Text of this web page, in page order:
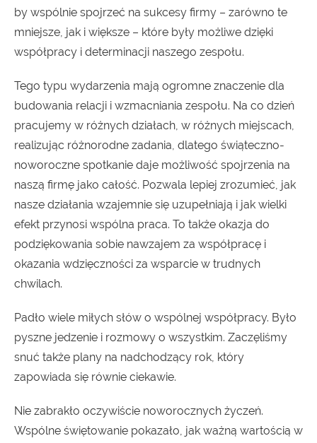
by wspólnie spojrzeć na sukcesy firmy – zarówno te
mniejsze, jak i większe – które były możliwe dzięki
współpracy i determinacji naszego zespołu.
Tego typu wydarzenia mają ogromne znaczenie dla
budowania relacji i wzmacniania zespołu. Na co dzień
pracujemy w różnych działach, w różnych miejscach,
realizując różnorodne zadania, dlatego świąteczno-
noworoczne spotkanie daje możliwość spojrzenia na
naszą firmę jako całość. Pozwala lepiej zrozumieć, jak
nasze działania wzajemnie się uzupełniają i jak wielki
efekt przynosi wspólna praca. To także okazja do
podziękowania sobie nawzajem za współpracę i
okazania wdzięczności za wsparcie w trudnych
chwilach.
Padło wiele miłych słów o wspólnej współpracy. Było
pyszne jedzenie i rozmowy o wszystkim. Zaczęliśmy
snuć także plany na nadchodzący rok, który
zapowiada się równie ciekawie.
Nie zabrakło oczywiście noworocznych życzeń.
Wspólne świętowanie pokazało, jak ważną wartością w